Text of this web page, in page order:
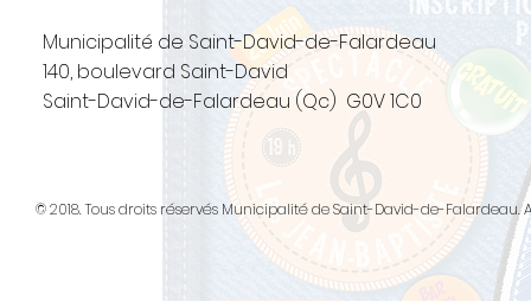
Municipalité de Saint-David-de-Falardeau
140, boulevard Saint-David
Saint-David-de-Falardeau (Qc) G0V 1C0
© 2018. Tous droits réservés Municipalité de Saint-David-de-